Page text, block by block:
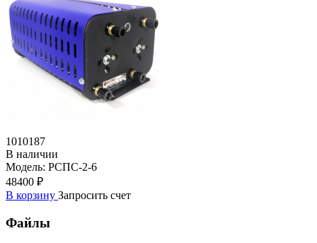
1010187
В наличии
Модель: РСПС-2-6
48400 ₽
В корзину Запросить счет
Файлы